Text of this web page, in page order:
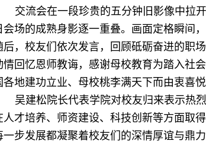
交流会在一段珍贵的五分钟旧影像中拉
会场的成熟身影逐一重叠。画面定格瞬间
后，校友们依次发言，回顾砥砺奋进的职
情回忆恩师教诲，感谢母校教育为踏入社
各地建功立业、母校桃李满天下而由衷喜悦
吴建松院长代表学院对校友归来表示热
人才培养、师资建设、科技创新等方面取
一步发展都凝聚着校友们的深情厚谊与鼎